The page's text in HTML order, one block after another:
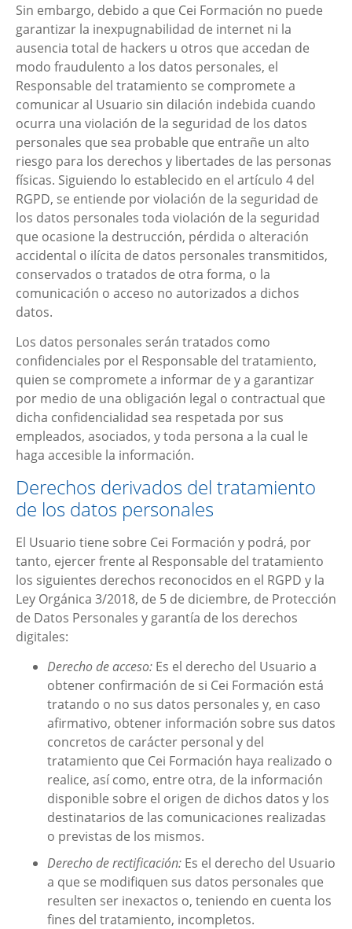
Sin embargo, debido a que Cei Formación no puede
garantizar la inexpugnabilidad de internet ni la
ausencia total de hackers u otros que accedan de
modo fraudulento a los datos personales, el
Responsable del tratamiento se compromete a
comunicar al Usuario sin dilación indebida cuando
ocurra una violación de la seguridad de los datos
personales que sea probable que entrañe un alto
riesgo para los derechos y libertades de las personas
físicas. Siguiendo lo establecido en el artículo 4 del
RGPD, se entiende por violación de la seguridad de
los datos personales toda violación de la seguridad
que ocasione la destrucción, pérdida o alteración
accidental o ilícita de datos personales transmitidos,
conservados o tratados de otra forma, o la
comunicación o acceso no autorizados a dichos
datos.
Los datos personales serán tratados como
confidenciales por el Responsable del tratamiento,
quien se compromete a informar de y a garantizar
por medio de una obligación legal o contractual que
dicha confidencialidad sea respetada por sus
empleados, asociados, y toda persona a la cual le
haga accesible la información.
Derechos derivados del tratamiento
de los datos personales
El Usuario tiene sobre Cei Formación y podrá, por
tanto, ejercer frente al Responsable del tratamiento
los siguientes derechos reconocidos en el RGPD y la
Ley Orgánica 3/2018, de 5 de diciembre, de Protección
de Datos Personales y garantía de los derechos
digitales:
Derecho de acceso: Es el derecho del Usuario a
obtener confirmación de si Cei Formación está
tratando o no sus datos personales y, en caso
afirmativo, obtener información sobre sus datos
concretos de carácter personal y del
tratamiento que Cei Formación haya realizado o
realice, así como, entre otra, de la información
disponible sobre el origen de dichos datos y los
destinatarios de las comunicaciones realizadas
o previstas de los mismos.
Derecho de rectificación: Es el derecho del Usuario
a que se modifiquen sus datos personales que
resulten ser inexactos o, teniendo en cuenta los
fines del tratamiento, incompletos.